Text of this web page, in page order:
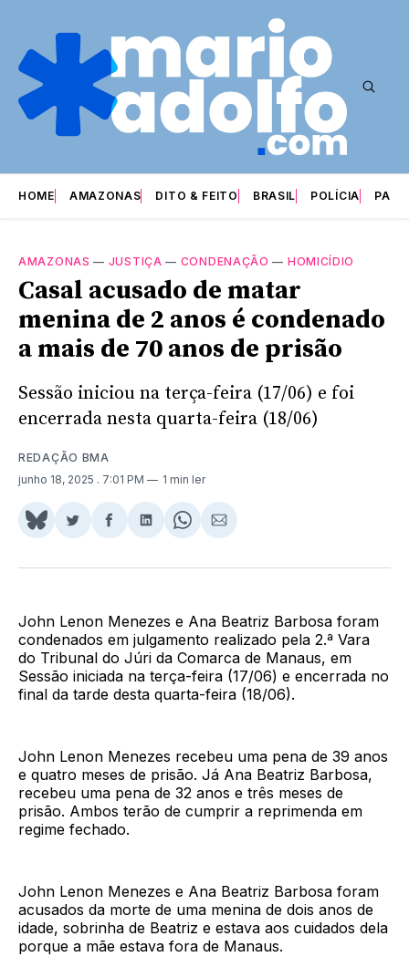
HOME AMAZONAS DITO & FEITO BRASIL POLÍCIA
AMAZONAS — JUSTIÇA — CONDENAÇÃO — HOMICÍDIO
Casal acusado de matar
menina de 2 anos é condenado
a mais de 70 anos de prisão
Sessão iniciou na terça-feira (17/06) e foi
encerrada nesta quarta-feira (18/06)
REDAÇÃO BMA
junho 18, 2025 . 7:01 PM 1 min ler
Share
BlueSky
Compartilhar
Twitter
Compartilhar
Facebook
Compartilhar
LinkedIn
Share
WhatsApp
Compartilhar
Email
John Lenon Menezes e Ana Beatriz Barbosa foram
condenados em julgamento realizado pela 2.ª Vara
do Tribunal do Júri da Comarca de Manaus, em
Sessão iniciada na terça-feira (17/06) e encerrada no
final da tarde desta quarta-feira (18/06).
John Lenon Menezes recebeu uma pena de 39 anos
e quatro meses de prisão. Já Ana Beatriz Barbosa,
recebeu uma pena de 32 anos e três meses de
prisão. Ambos terão de cumprir a reprimenda em
regime fechado.
John Lenon Menezes e Ana Beatriz Barbosa foram
acusados da morte de uma menina de dois anos de
idade, sobrinha de Beatriz e estava aos cuidados dela
porque a mãe estava fora de Manaus.